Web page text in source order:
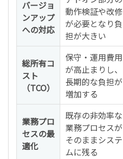
バージョ
ンアップ
への対応
動作検証や改修
が必要となり負
担が大きい
総所有コ
スト
（TCO）
保守・運用費用
が高止まりし、
長期的な負担が
増加する
業務プロ
セスの最
適化
既存の非効率な
業務プロセスが
そのままシステ
ムに残る